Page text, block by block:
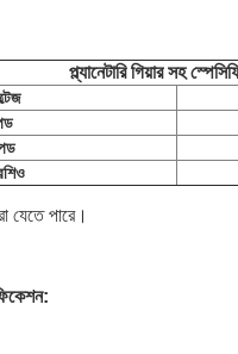
প্ল্যানেটারি গিয়ার সহ
যেতে পারে।